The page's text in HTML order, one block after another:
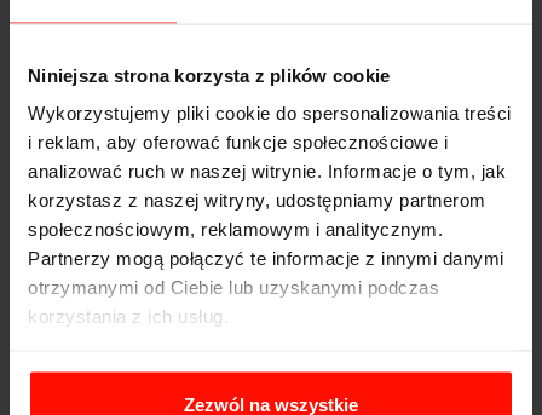
Niniejsza strona korzysta z plików cookie
Wykorzystujemy pliki cookie do spersonalizowania treści
i reklam, aby oferować funkcje społecznościowe i
analizować ruch w naszej witrynie. Informacje o tym, jak
korzystasz z naszej witryny, udostępniamy partnerom
społecznościowym, reklamowym i analitycznym.
Partnerzy mogą połączyć te informacje z innymi danymi
otrzymanymi od Ciebie lub uzyskanymi podczas
korzystania z ich usług.
Zezwól na wszystkie
Lexus RC F-Sport
Przyspieszenie:
4.4s do 100 km/h
Prędkość max:
320
Moc:
460KM
Napęd:
tył